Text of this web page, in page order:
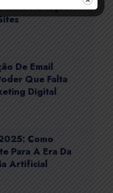
De Criação
De Email
Que Falta
Digital
Como
Para A Era Da
Artificial